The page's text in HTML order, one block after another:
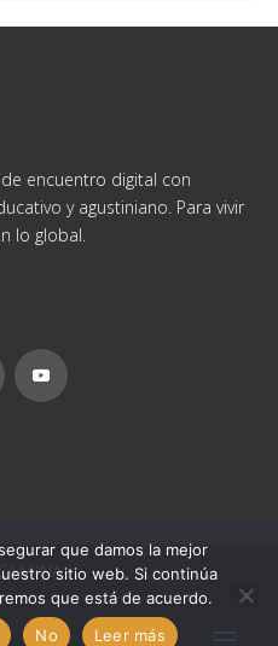
encuentro digital con
y agustiniano. Para vivir
lo global.
que damos la mejor
sitio web. Si continúa
que está de acuerdo.
No Leer más